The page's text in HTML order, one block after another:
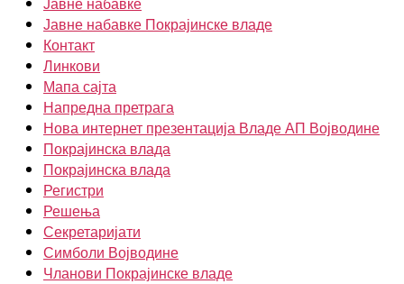
Јавне набавке Покрајинске владе
Контакт
Линкови
Мапа сајта
Напредна претрага
Нова интернет презентација Владе АП Војводине
Покрајинска влада
Покрајинска влада
Регистри
Решења
Секретаријати
Симболи Војводине
Чланови Покрајинске владе